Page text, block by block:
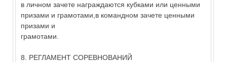
в личном зачете награждаются кубками или ценными
призами и грамотами,в командном зачете ценными
призами и
грамотами.
8. РЕГЛАМЕНТ СОРЕВНОВАНИЙ